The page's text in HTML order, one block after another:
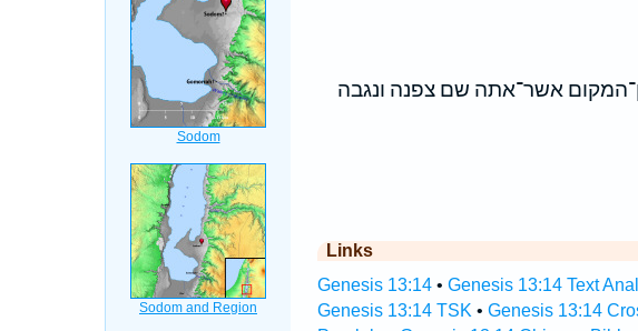
אשר־אתה שם צפנה ונגבה
Links
Genesis 13:14• Genesis 13:14 Text
Genesis 13:14 TSK • Genesis 13:14